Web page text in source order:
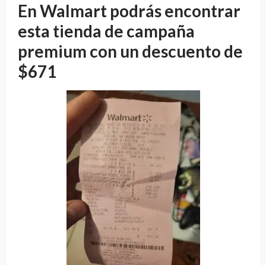
En Walmart podrás encontrar
esta tienda de campaña
premium con un descuento de
$671